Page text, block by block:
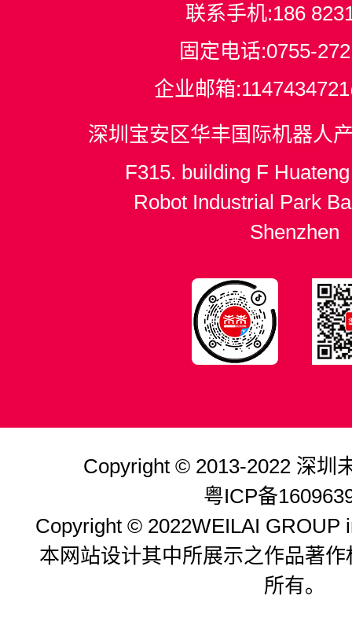
联系手机:186
固定电话:0755-
企业邮箱:
深圳宝安区华丰国际机器人
F315. building F
Robot Industrial Park
Shenzhen
Copyright © 2013-2022 深圳
粤ICP备
Copyright © 2022WEILAI GROUP
本网站设计其中所展示之作品著
所有。